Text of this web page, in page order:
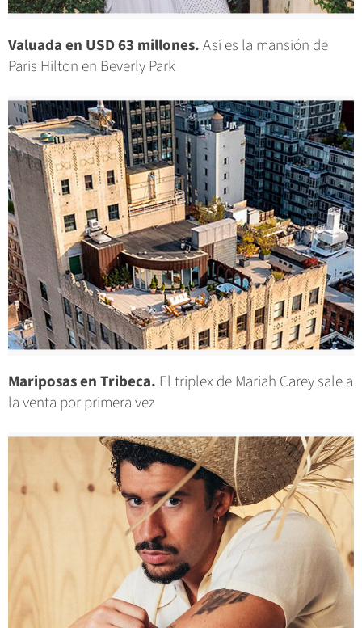
Valuada en USD 63 millones.Así es la mansión de
Paris Hilton en Beverly Park
Mariposas en Tribeca. El triplex de Mariah Carey sale a
la venta por primera vez